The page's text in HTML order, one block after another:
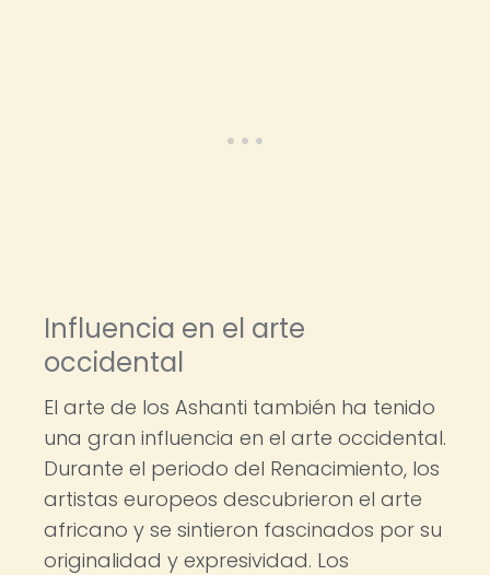
Influencia en el arte
occidental
El arte de los Ashanti también ha tenido
una gran influencia en el arte occidental.
Durante el periodo del Renacimiento, los
artistas europeos descubrieron el arte
africano y se sintieron fascinados por su
originalidad y expresividad. Los